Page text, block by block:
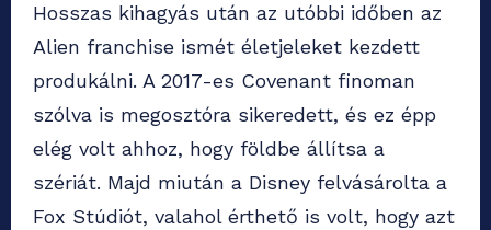
Hosszas kihagyás után az utóbbi időben az
Alien franchise ismét életjeleket kezdett
produkálni. A 2017-es Covenant finoman
szólva is megosztóra sikeredett, és ez épp
elég volt ahhoz, hogy földbe állítsa a
szériát. Majd miután a Disney felvásárolta a
Fox Stúdiót, valahol érthető is volt, hogy azt